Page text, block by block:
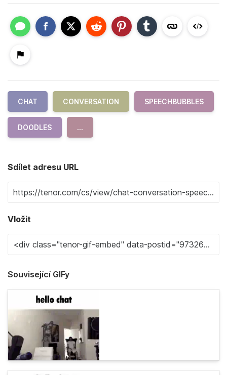
CHAT CONVERSATION SPEECHBUBBLES
DOODLES ...
Sdílet adresu URL
Vložit
Související GIFy